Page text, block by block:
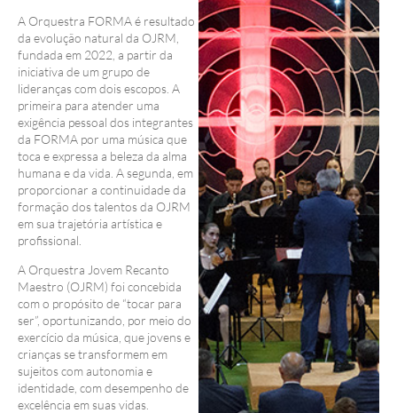
A Orquestra FORMA é resultado
da evolução natural da OJRM,
fundada em 2022, a partir da
iniciativa de um grupo de
lideranças com dois escopos. A
primeira para atender uma
exigência pessoal dos integrantes
da FORMA por uma música que
toca e expressa a beleza da alma
humana e da vida. A segunda, em
proporcionar a continuidade da
formação dos talentos da OJRM
em sua trajetória artística e
profissional.
A Orquestra Jovem Recanto
Maestro (OJRM) foi concebida
com o propósito de “tocar para
ser”, oportunizando, por meio do
exercício da música, que jovens e
crianças se transformem em
sujeitos com autonomia e
identidade, com desempenho de
excelência em suas vidas.